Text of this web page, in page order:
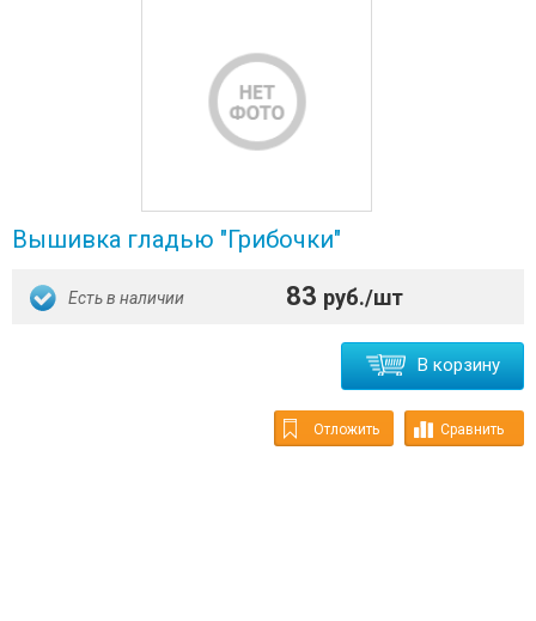
Вышивка гладью "Грибочки"
Есть в наличии 83 руб./шт
В корзину
Отложить Сравнить